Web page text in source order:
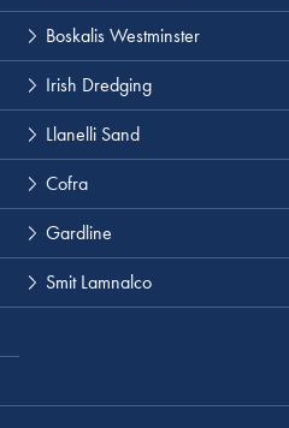
Boskalis Westminster
Irish Dredging
Llanelli Sand
Cofra
Gardline
Smit Lamnalco